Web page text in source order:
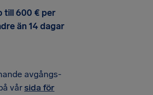
till 600 € per
än 14 dagar
avgångs-
vårsida för